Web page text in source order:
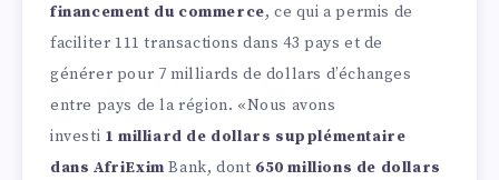
financement du commerce, ce qui a permis de
faciliter 111 transactions dans 43 pays et de
générer pour 7 milliards de dollars d’échanges
entre pays de la région. «Nous avons
investi 1 milliard de dollars supplémentaire
dans AfriExim Bank, dont 650 millions de dollars